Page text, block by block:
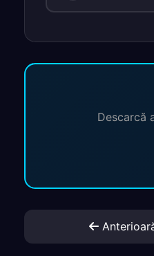
Descarcă